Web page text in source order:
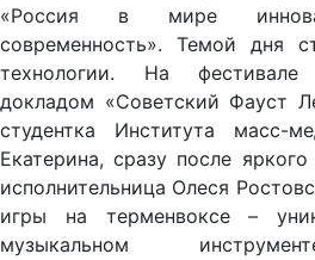
«Россия в мире
современность».
Темой дня
технологии. На
докладом «Советский Фауст
студентка Института масс-
Екатерина, сразу после
исполнительница Олеся
игры на терменвоксе –
музыкальном